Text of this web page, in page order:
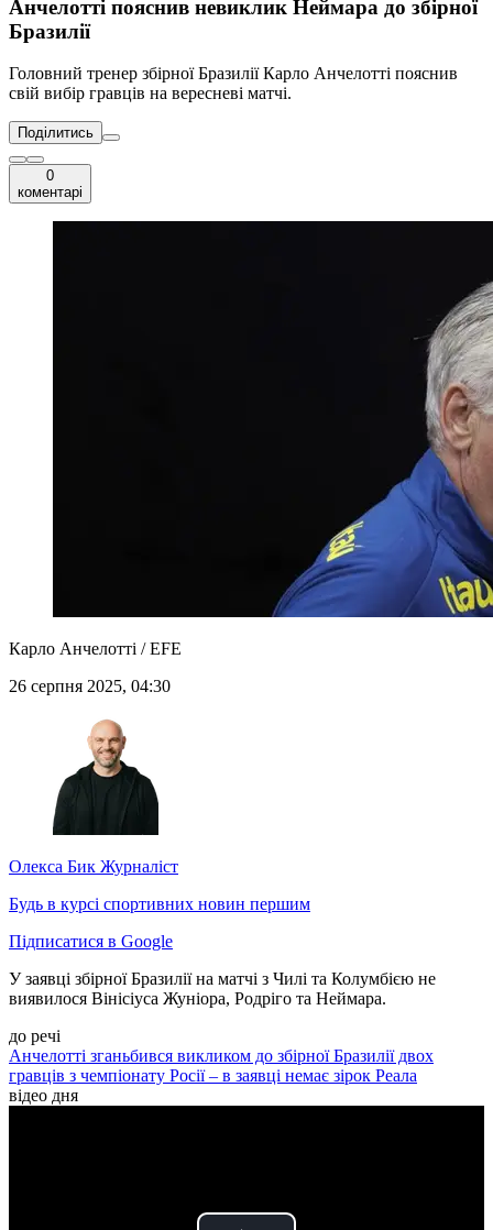
Анчелотті пояснив невиклик Неймара до збірної
Бразилії
Головний тренер збірної Бразилії Карло Анчелотті пояснив
свій вибір гравців на вересневі матчі.
Поділитись
0
коментарі
Карло Анчелотті / EFE
26 серпня 2025, 04:30
Олекса Бик Журналіст
Будь в курсі спортивних новин першим
Підписатися в Google
У заявці збірної Бразилії на матчі з Чилі та Колумбією не
виявилося Вінісіуса Жуніора, Родріго та Неймара.
до речі
Анчелотті зганьбився викликом до збірної Бразилії двох
гравців з чемпіонату Росії – в заявці немає зірок Реала
відео дня